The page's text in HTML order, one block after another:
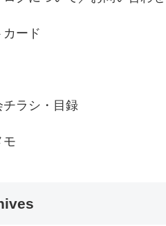
ード
チラシ・目録
モ